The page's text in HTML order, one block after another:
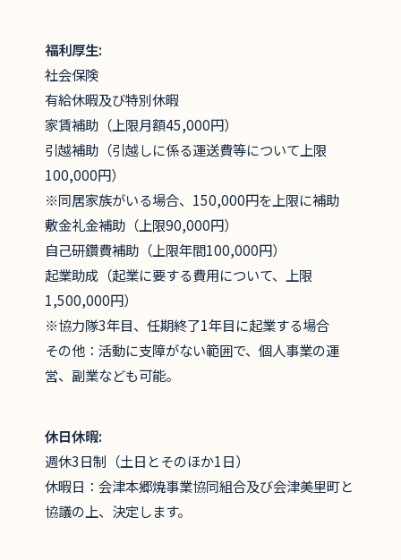
福利厚生:
社会保険
有給休暇及び特別休暇
家賃補助（上限月額45,000円）
引越補助（引越しに係る運送費等について上限
100,000円）
※同居家族がいる場合、150,000円を上限に補助
敷金礼金補助（上限90,000円）
自己研鑽費補助（上限年間100,000円）
起業助成（起業に要する費用について、上限
1,500,000円）
※協力隊3年目、任期終了1年目に起業する場合
その他：活動に支障がない範囲で、個人事業の運
営、副業なども可能。
休日休暇:
週休3日制（土日とそのほか1日）
休暇日：会津本郷焼事業協同組合及び会津美里町と
協議の上、決定します。